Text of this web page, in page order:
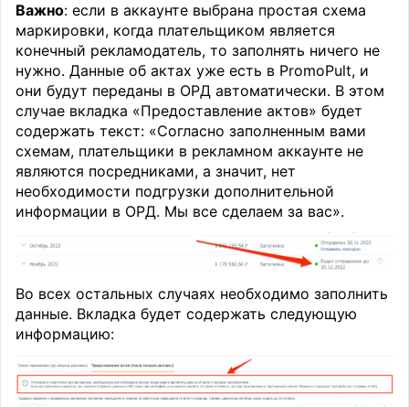
Важно: если в аккаунте выбрана простая схема
маркировки, когда плательщиком является
конечный рекламодатель, то заполнять ничего не
нужно. Данные об актах уже есть в PromoPult, и
они будут переданы в ОРД автоматически. В этом
случае вкладка «Предоставление актов» будет
содержать текст: «Согласно заполненным вами
схемам, плательщики в рекламном аккаунте не
являются посредниками, а значит, нет
необходимости подгрузки дополнительной
информации в ОРД. Мы все сделаем за вас».
Во всех остальных случаях необходимо заполнить
данные. Вкладка будет содержать следующую
информацию: